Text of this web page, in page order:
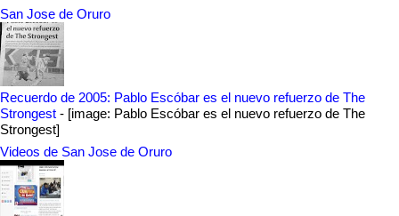
San Jose de Oruro
Recuerdo de 2005: Pablo Escóbar es el nuevo refuerzo de The
Strongest - [image: Pablo Escóbar es el nuevo refuerzo de The
Strongest]
Videos de San Jose de Oruro